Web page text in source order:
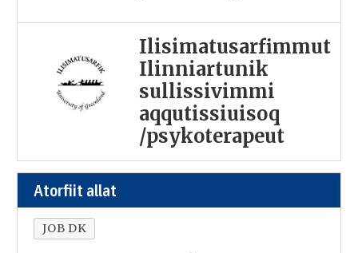
Ilisimatusarfimmut
Ilinniartunik
sullissivimmi
aqqutissiuisoq
/psykoterapeut
Atorfiit allat
JOB DK